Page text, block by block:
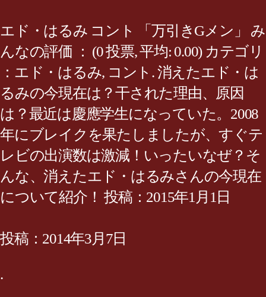
エド・はるみ コント 「万引きGメン」 み
んなの評価 ： (0 投票, 平均: 0.00) カテゴリ
：エド・はるみ, コント. 消えたエド・は
るみの今現在は？干された理由、原因
は？最近は慶應学生になっていた。2008
年にブレイクを果たしましたが、すぐテ
レビの出演数は激減！いったいなぜ？そ
んな、消えたエド・はるみさんの今現在
について紹介！ 投稿：2015年1月1日
投稿：2014年3月7日
.